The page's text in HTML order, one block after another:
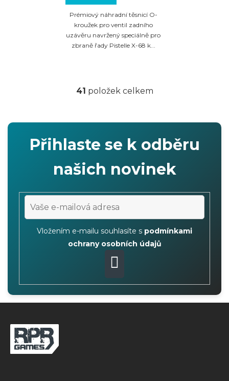
Prémiový náhradní těsnicí O-
kroužek pro ventil zadního
uzávěru navržený speciálně pro
zbraně řady Pistelle X-68 k...
O
l
d
a
c
í
p
r
v
k
y
v
ý
p
41 položek celkem
Přihlaste se k odběru
našich novinek
Vložením e-mailu souhlasíte s podmínkami
ochrany osobních údajů
PŘIHLÁSIT
SE